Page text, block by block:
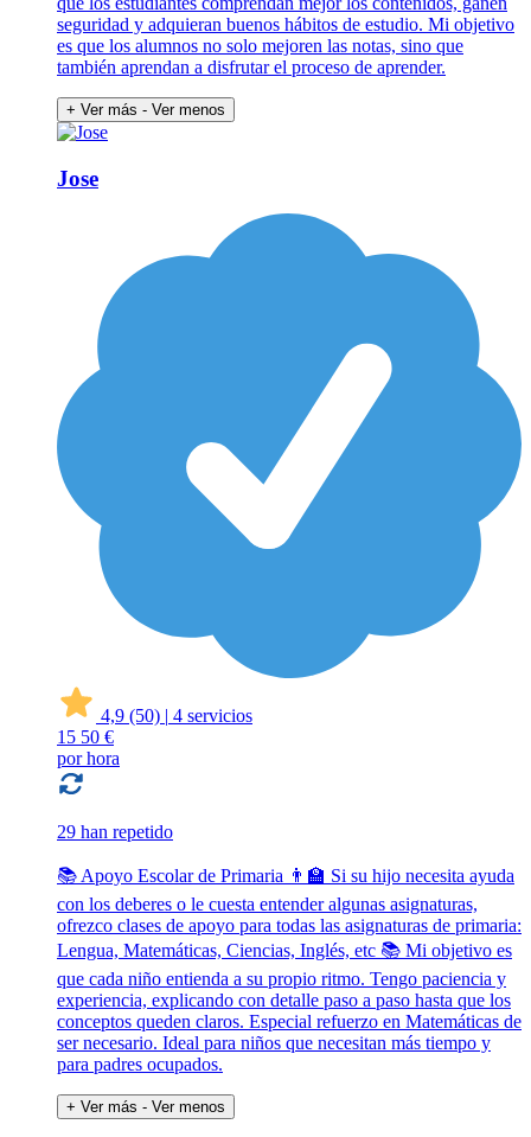
seguridad y adquieran buenos hábitos de estudio. Mi objetivo
es que los alumnos no solo mejoren las notas, sino que
también aprendan a disfrutar el proceso de aprender.
+ Ver más - Ver menos
Jose
4,9 (50) | 4 servicios
15 50 €
por hora
29 han repetido
📚 Apoyo Escolar de Primaria 👨‍🏫 Si su hijo necesita ayuda
con los deberes o le cuesta entender algunas asignaturas,
ofrezco clases de apoyo para todas las asignaturas de primaria:
Lengua, Matemáticas, Ciencias, Inglés, etc 📚 Mi objetivo es
que cada niño entienda a su propio ritmo. Tengo paciencia y
experiencia, explicando con detalle paso a paso hasta que los
conceptos queden claros. Especial refuerzo en Matemáticas de
ser necesario. Ideal para niños que necesitan más tiempo y
para padres ocupados.
+ Ver más - Ver menos